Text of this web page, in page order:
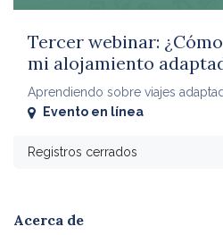
Tercer webinar:
mi alojamiento
Aprendiendo sobre viajes
Evento en línea
Registros cerrados
Acerca de